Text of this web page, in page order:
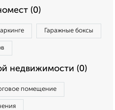
(0)
Гаражные боксы
недвижимости (0)
помещение